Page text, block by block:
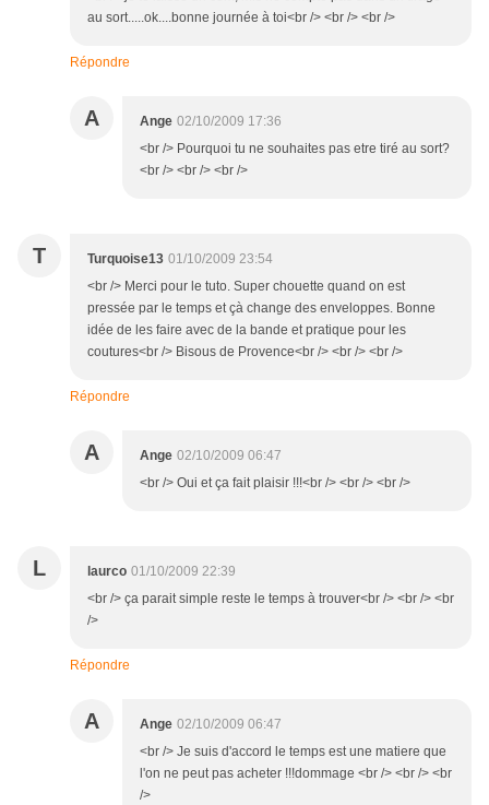
au sort.....ok....bonne journée à toi<br /> <br /> <br />
Répondre
A Ange 02/10/2009 17:36
<br /> Pourquoi tu ne souhaites pas etre tiré au sort?
<br /> <br /> <br />
T Turquoise13 01/10/2009 23:54
<br /> Merci pour le tuto. Super chouette quand on est
pressée par le temps et çà change des enveloppes. Bonne
idée de les faire avec de la bande et pratique pour les
coutures<br /> Bisous de Provence<br /> <br /> <br />
Répondre
A Ange 02/10/2009 06:47
<br /> Oui et ça fait plaisir !!!<br /> <br /> <br />
L laurco 01/10/2009 22:39
<br /> ça parait simple reste le temps à trouver<br /> <br /> <br
/>
Répondre
A Ange 02/10/2009 06:47
<br /> Je suis d'accord le temps est une matiere que
l'on ne peut pas acheter !!!dommage <br /> <br /> <br
/>